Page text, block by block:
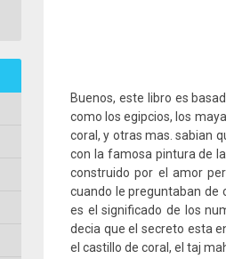
Buenos, este libro es
como los egipcios, los
coral, y otras mas. sabian
con la famosa pintura de
construido por el amor
cuando le preguntaban de
es el significado de los
decia que el secreto esta
el castillo de coral, el taj